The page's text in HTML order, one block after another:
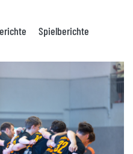
Spielberichte